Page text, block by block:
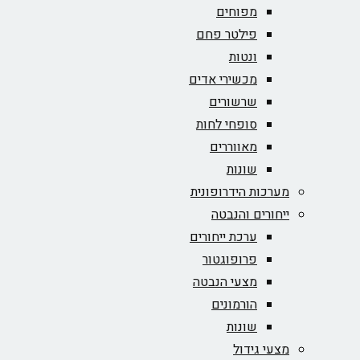
מפוחים
פילטר פחם
ונטות
מכשירי אדים
שרשורים
סופחי לחות
מאווררים
שונות
מערכות הידרופונית
ייחורים והנבטה
ערכת ייחורים
פרופוגטור
מצעי הנבטה
הורמונים
שונות
מצעי גידול